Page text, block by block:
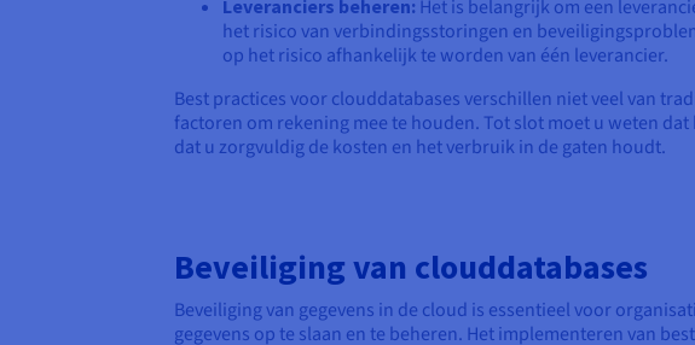
Leveranciers beheren: Het is belangrijk om een
het risico van verbindingsstoringen en
op het risico afhankelijk te worden van één leverancier.
Best practices voor clouddatabases verschillen niet veel van
factoren om rekening mee te houden. Tot slot moet u weten
dat u zorgvuldig de kosten en het verbruik in de gaten houdt.
Beveiliging van clouddatabases
Beveiliging van gegevens in de cloud is essentieel voor
gegevens op te slaan en te beheren. Het implementeren van